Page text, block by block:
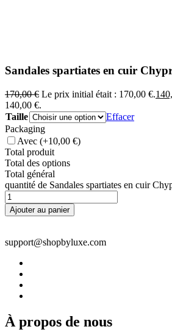
Sandales spartiates en cuir
170,00€ Le prix initial était : 170,00 €.
140,00 €.
Taille
Effacer
Packaging
Avec (+10,00 €)
Total produit
Total des options
Total général
quantité de Sandales spartiates en cuir
Ajouter au panier
support@shopbyluxe.com
À propos de nous